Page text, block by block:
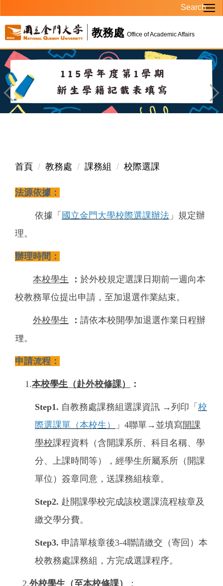
到
主
要
內
容
區
教務處 Office of Academic Affairs
Search
首頁 教務處 課務組 校際選課
法源依據：
依據「 國立金門大學校際選課辦法 」規定辦
理。
辦理時間：
本校學生 ： 於外校規定選課日期前一週向本
校教務單位提出申請，至加退選作業結束。
外校學生 ： 請依本校開學加退選作業日程辦
理。
申請流程：
1.本校學生（赴外校修課） ：
Step1. 自教務處課務組選課資訊 →列印「 校
際選課單（本校生）
」4聯單→並填寫開課
學校課程資料（含開課系所、科目名稱、學
分、上課時間等），經學生所屬系所（開課
單位）簽章同意，送課務組核章。
Step2. 赴開課學校完成該校選課流程核章及
繳交學分費。
Step3. 申請單核章後3-4聯請繳交（寄回）本
校教務處課務組，方完成選課程序。
2.外校學生（至本校修課） ：